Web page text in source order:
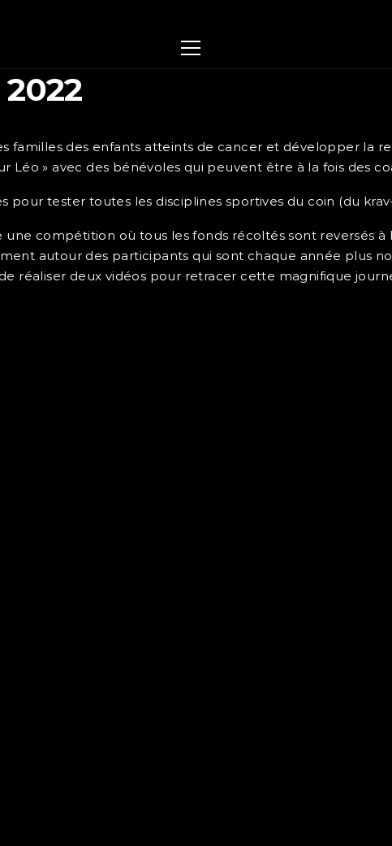
2022
familles des enfants atteints de cancer et développer la
Léo » avec des bénévoles qui peuvent être à la fois des
pour tester toutes les disciplines sportives du coin (du
compétition où tous les fonds récoltés sont reversés à
autour des participants qui sont chaque année plus
réaliser deux vidéos pour retracer cette magnifique